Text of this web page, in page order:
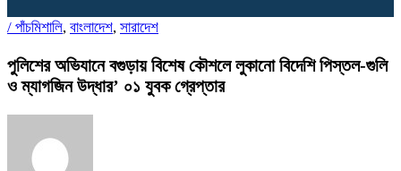
/ পাঁচমিশালি, বাংলাদেশ, সারাদেশ
পুলিশের অভিযানে বগুড়ায় বিশেষ কৌশলে লুকানো বিদেশি পিস্তল-গুলি
ও ম্যাগজিন উদ্ধার’ ০১ যুবক গ্রেপ্তার